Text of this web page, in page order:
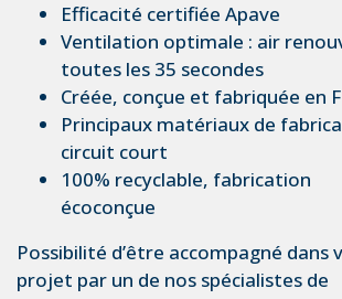
Efficacité certifiée Apave
Ventilation optimale : air
toutes les 35 secondes
Créée, conçue et fabriquée en
Principaux matériaux de
circuit court
100% recyclable, fabrication
écoconçue
Possibilité d’être accompagné dans
projet par un de nos spécialistes de